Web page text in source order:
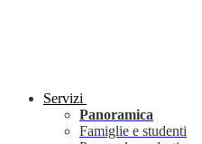
Servizi
Panoramica
Famiglie e studenti